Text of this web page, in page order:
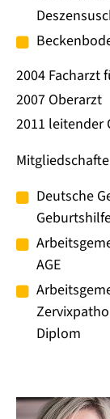
2004 Facharzt
2007 Oberarzt
2011 leitender
Deutsche
AGE
Diplom